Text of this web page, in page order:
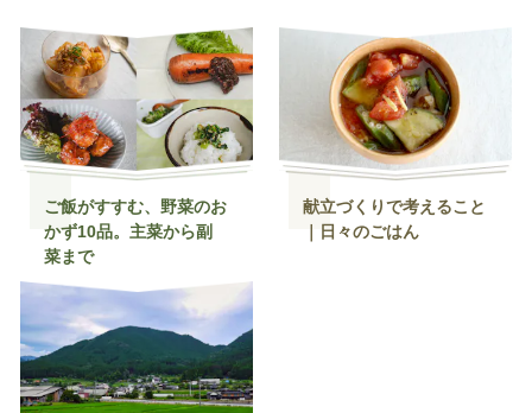
ご飯がすすむ、野菜のお
かず10品。主菜から副
菜まで
献立づくりで考えること
｜日々のごはん